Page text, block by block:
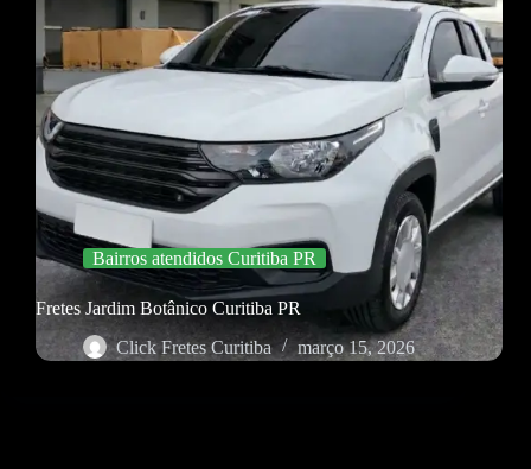
Bairros atendidos Curitiba PR
Fretes Jardim Botânico Curitiba PR
Click Fretes Curitiba
março 15, 2026